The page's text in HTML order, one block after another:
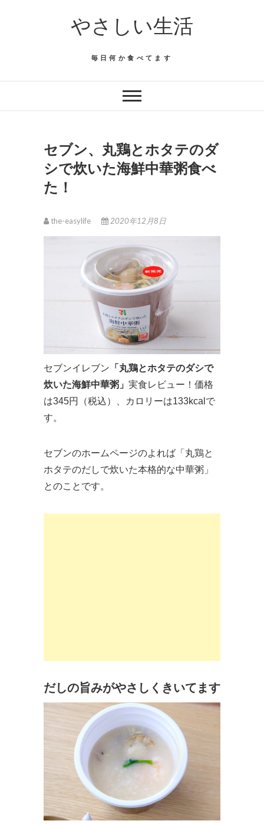
やさしい生活
毎日何か食べてます
セブン、丸鶏とホタテのダ
シで炊いた海鮮中華粥食べ
た！
the-easylife 2020年12月8日
セブンイレブン 「丸鶏とホタテのダシで
炊いた海鮮中華粥」 実食レビュー！価格
は345円（税込）、カロリーは133kcalで
す。
セブンのホームページのよれば「丸鶏と
ホタテのだしで炊いた本格的な中華粥」
とのことです。
だしの旨みがやさしくきいてます